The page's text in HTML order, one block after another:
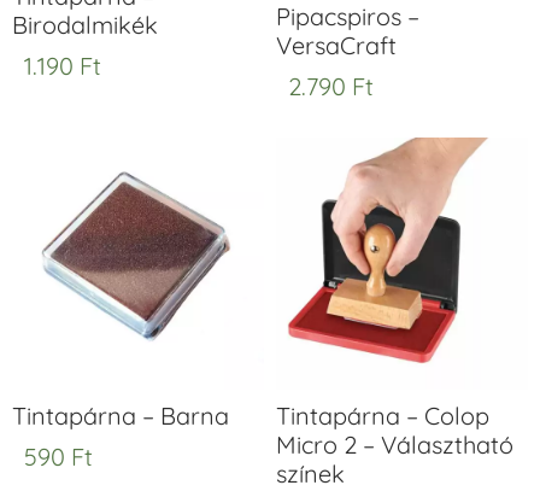
Birodalmikék
1.190 Ft
Pipacspiros –
VersaCraft
2.790 Ft
Tintapárna – Barna
590 Ft
Tintapárna – Colop
Micro 2 – Választható
színek